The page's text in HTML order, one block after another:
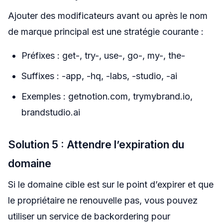
Ajouter des modificateurs avant ou après le nom
de marque principal est une stratégie courante :
Préfixes : get-, try-, use-, go-, my-, the-
Suffixes : -app, -hq, -labs, -studio, -ai
Exemples : getnotion.com, trymybrand.io,
brandstudio.ai
Solution 5 : Attendre l’expiration du
domaine
Si le domaine cible est sur le point d’expirer et que
le propriétaire ne renouvelle pas, vous pouvez
utiliser un service de backordering pour